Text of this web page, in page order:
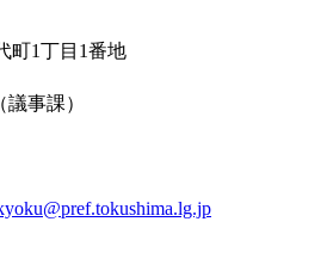
町1丁目1番地
議事課）